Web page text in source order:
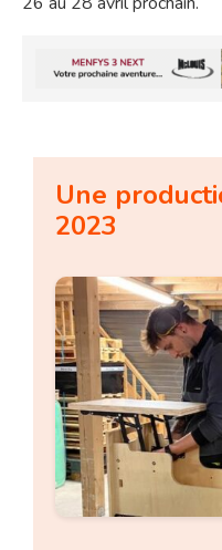
Une
2023